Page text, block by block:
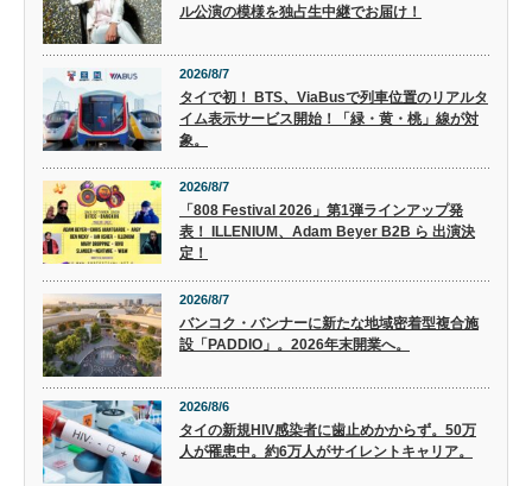
ル公演の模様を独占生中継でお届け！
2026/8/7
タイで初！ BTS、ViaBusで列車位置のリアルタ
イム表示サービス開始！「緑・黄・桃」線が対
象。
2026/8/7
「808 Festival 2026」第1弾ラインアップ発
表！ ILLENIUM、Adam Beyer B2B ら 出演決
定！
2026/8/7
バンコク・バンナーに新たな地域密着型複合施
設「PADDIO」。2026年末開業へ。
2026/8/6
タイの新規HIV感染者に歯止めかからず。50万
人が罹患中。約6万人がサイレントキャリア。